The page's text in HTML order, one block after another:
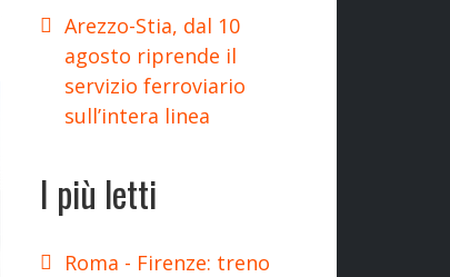
Arezzo-Stia, dal 10
agosto riprende il
servizio ferroviario
sull’intera linea
I più letti
Roma - Firenze: treno